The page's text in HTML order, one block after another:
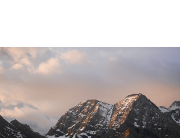
Gavarnie Trail
17/10/2019